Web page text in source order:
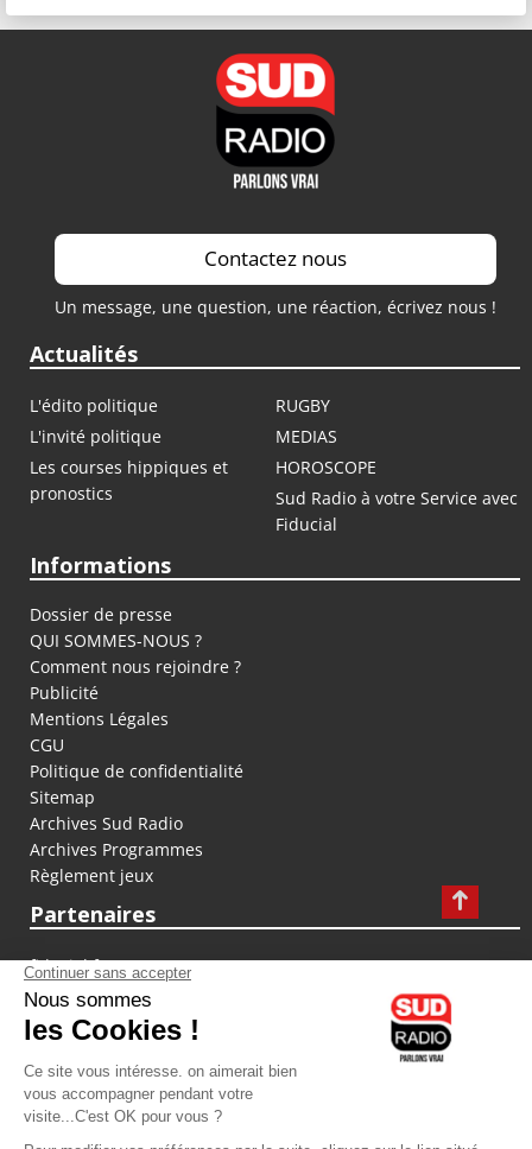
Contactez nous
Un message, une question, une réaction, écrivez nous !
Actualités
L'édito politique
RUGBY
L'invité politique
MEDIAS
Les courses hippiques et
pronostics
HOROSCOPE
Sud Radio à votre Service avec
Fiducial
Informations
Dossier de presse
QUI SOMMES-NOUS ?
Comment nous rejoindre ?
Publicité
Mentions Légales
CGU
Politique de confidentialité
Sitemap
Archives Sud Radio
Archives Programmes
Règlement jeux
Partenaires
fiducial.fr
lyoncapitale.fr
olympique-et-lyonnais.com
L'application Iphone / Android
Téléchargez l'application